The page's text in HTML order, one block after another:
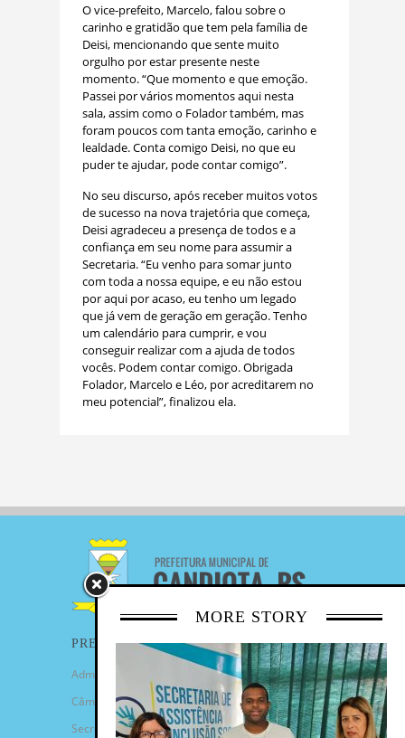
O vice-prefeito, Marcelo, falou sobre o
carinho e gratidão que tem pela família de
Deisi, mencionando que sente muito
orgulho por estar presente neste
momento. “Que momento e que emoção.
Passei por vários momentos aqui nesta
sala, assim como o Folador também, mas
foram poucos com tanta emoção, carinho e
lealdade. Conta comigo Deisi, no que eu
puder te ajudar, pode contar comigo”.
No seu discurso, após receber muitos votos
de sucesso na nova trajetória que começa,
Deisi agradeceu a presença de todos e a
confiança em seu nome para assumir a
Secretaria. “Eu venho para somar junto
com toda a nossa equipe, e eu não estou
por aqui por acaso, eu tenho um legado
que já vem de geração em geração. Tenho
um calendário para cumprir, e vou
conseguir realizar com a ajuda de todos
vocês. Podem contar comigo. Obrigada
Folador, Marcelo e Léo, por acreditarem no
meu potencial”, finalizou ela.
MORE STORY
PREFEITURA
Administração Municipal
Câmara de Vereadores
Secretarias